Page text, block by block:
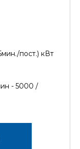
пост.) кВт
- 5000 /